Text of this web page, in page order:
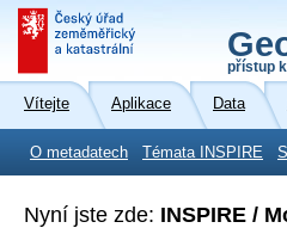
přístup
Vítejte Aplikace Data
O metadatech Témata INSPIRE
Nyní jste zde: INSPIRE /